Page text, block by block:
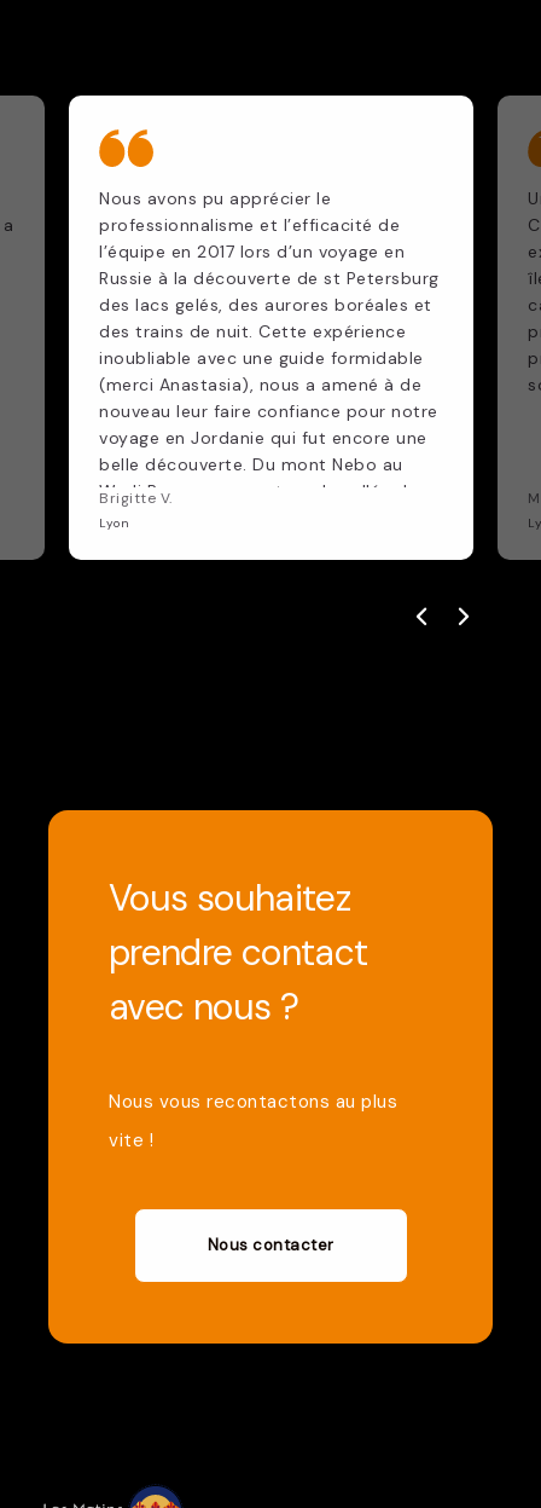
Nous avons pu apprécier le
professionnalisme et l’efficacité de
l’équipe en 2017 lors d’un voyage en
Russie à la découverte de st Petersburg
des lacs gelés, des aurores boréales et
des trains de nuit. Cette expérience
inoubliable avec une guide formidable
(merci Anastasia), nous a amené à de
nouveau leur faire confiance pour notre
voyage en Jordanie qui fut encore une
belle découverte. Du mont Nebo au
Wadi Rum en passant par la vallée de
Dana sans oublier la mer morte encore
sympathique et très compétents Merci
Brigitte V.
Lyon
Vous souhaitez
prendre contact
avec nous ?
Nous vous recontactons au plus
vite !
Nous contacter